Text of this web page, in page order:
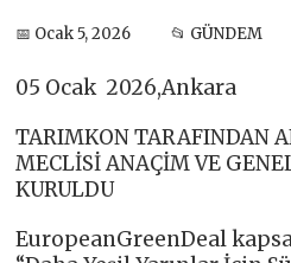
📅 Ocak 5, 2026 📂 GÜNDEM
05 Ocak 2026,Ankara
TARIMKON TARAFINDAN
MECLİSİ ANAÇİM VE
KURULDU
EuropeanGreenDeal